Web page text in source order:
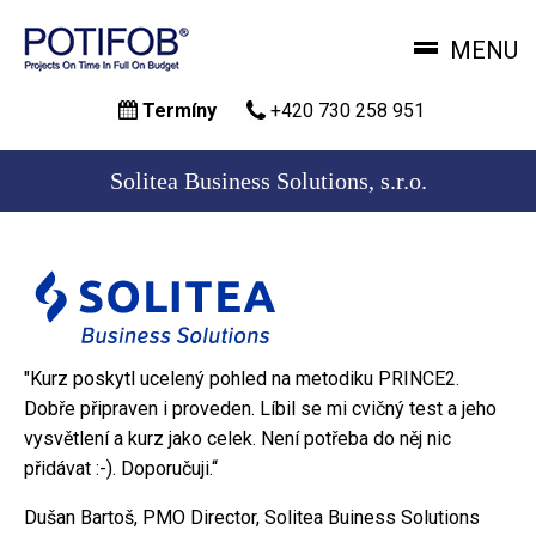
hlavnímu
MENU
Termíny +420 730 258 951
Solitea Business Solutions, s.r.o.
"Kurz poskytl ucelený pohled na metodiku PRINCE2.
Dobře připraven i proveden. Líbil se mi cvičný test a jeho
vysvětlení a kurz jako celek. Není potřeba do něj nic
přidávat :-). Doporučuji.“
Dušan Bartoš, PMO Director, Solitea Buiness Solutions